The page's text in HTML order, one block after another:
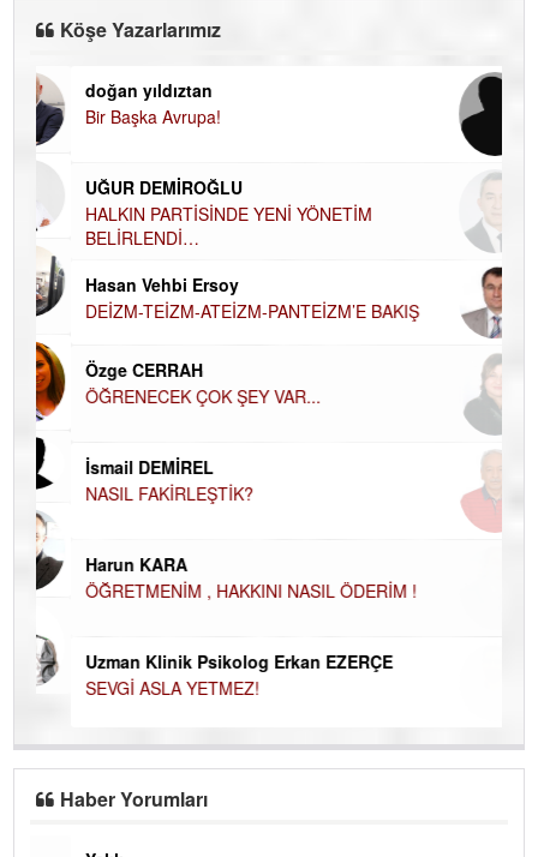
Köşe Yazarlarımız
doğan yıldıztan
Bir Başka Avrupa!
UĞUR DEMİROĞLU
HALKIN PARTİSİNDE YENİ YÖNETİM
BELİRLENDİ…
Hasan Vehbi Ersoy
DEİZM-TEİZM-ATEİZM-PANTEİZM’E BAKIŞ
Özge CERRAH
ÖĞRENECEK ÇOK ŞEY VAR...
İsmail DEMİREL
NASIL FAKİRLEŞTİK?
Harun KARA
ÖĞRETMENİM , HAKKINI NASIL ÖDERİM !
Uzman Klinik Psikolog Erkan EZERÇE
SEVGİ ASLA YETMEZ!
Haber Yorumları